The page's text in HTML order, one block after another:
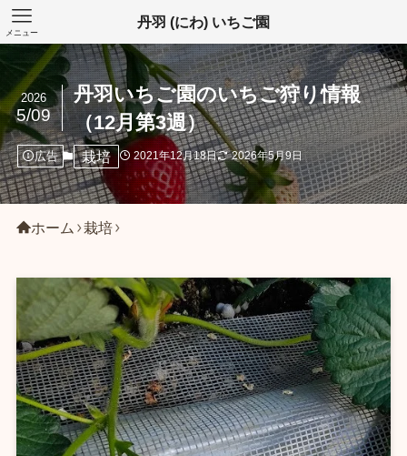
丹羽 (にわ) いちご園
メニュー
丹羽いちご園のいちご狩り情報
（12月第3週）
2026
5/09
広告 栽培 2021年12月18日 2026年5月9日
ホーム 栽培